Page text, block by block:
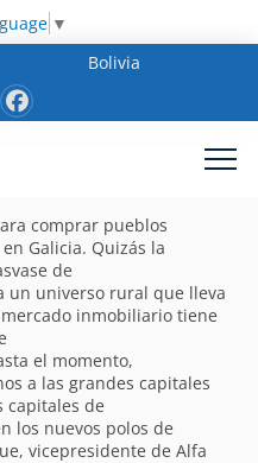
▼
Bolivia
comprar pueblos
Galicia. Quizás la
de
un universo rural que lleva
inmobiliario tiene
el momento,
a las grandes capitales
capitales de
los nuevos polos de
vicepresidente de Alfa